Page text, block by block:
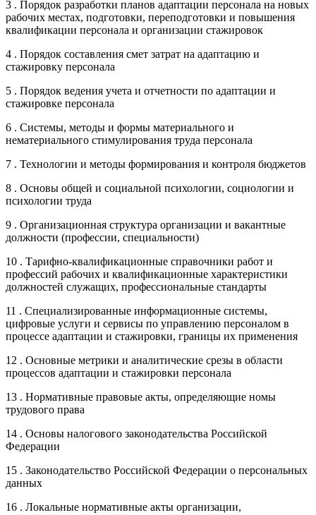
3 . Порядок разработки планов адаптации персонала на новых
рабочих местах, подготовки, переподготовки и повышения
квалификации персонала и организации стажировок
4 . Порядок составления смет затрат на адаптацию и
стажировку персонала
5 . Порядок ведения учета и отчетности по адаптации и
стажировке персонала
6 . Системы, методы и формы материального и
нематериального стимулирования труда персонала
7 . Технологии и методы формирования и контроля бюджетов
8 . Основы общей и социальной психологии, социологии и
психологии труда
9 . Организационная структура организации и вакантные
должности (профессии, специальности)
10 . Тарифно-квалификационные справочники работ и
профессий рабочих и квалификационные характеристики
должностей служащих, профессиональные стандарты
11 . Специализированные информационные системы,
цифровые услуги и сервисы по управлению персоналом в
процессе адаптации и стажировки, границы их применения
12 . Основные метрики и аналитические срезы в области
процессов адаптации и стажировки персонала
13 . Нормативные правовые акты, определяющие номы
трудового права
14 . Основы налогового законодательства Российской
Федерации
15 . Законодательство Российской Федерации о персональных
данных
16 . Локальные нормативные акты организации,